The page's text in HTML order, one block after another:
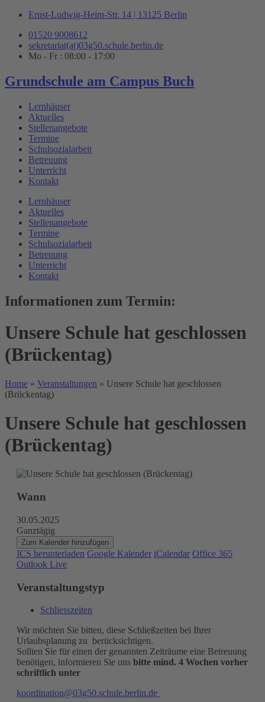
Zum
springen
Ernst-Ludwig-Heim-Str. 14 | 13125 Berlin
01520 9008612
sekretariat(at)03g50.schule.berlin.de
Mo - Fr : 08:00 - 17:00
Grundschule am Campus Buch
Lernhäuser
Aktuelles
Stellenangebote
Termine
Schulsozialarbeit
Betreuung
Unterricht
Kontakt
Lernhäuser
Aktuelles
Stellenangebote
Termine
Schulsozialarbeit
Betreuung
Unterricht
Kontakt
Informationen zum Termin:
Unsere Schule hat geschlossen
(Brückentag)
Home » Veranstaltungen » Unsere Schule hat geschlossen
(Brückentag)
Unsere Schule hat geschlossen
(Brückentag)
Wann
30.05.2025
Ganztägig
Zum Kalender hinzufügen
ICS herunterladen Google Kalender iCalendar Office 365
Outlook Live
Veranstaltungstyp
Schliesszeiten
Wir möchten Sie bitten, diese Schließzeiten bei Ihrer
Urlaubsplanung zu berücksichtigen.
Sollten Sie für einen der genannten Zeiträume eine Betreuung
benötigen, informieren Sie uns bitte mind. 4 Wochen vorher
schriftlich unter
koordination@03g50.schule.berlin.de